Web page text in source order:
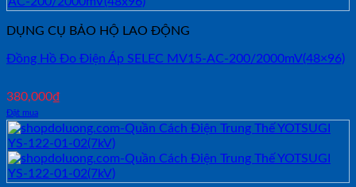
DỤNG CỤ BẢO HỘ LAO ĐỘNG
Đồng Hồ Đo Điện Áp SELEC MV15-AC-200/2000mV(48×96)
380,000₫
Đặt mua